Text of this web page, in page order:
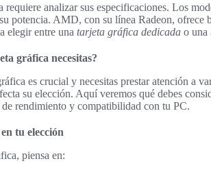
requiere analizar sus especificaciones. Los
potencia. AMD, con su línea Radeon, ofrece
elegir entre una tarjeta gráfica dedicada o una
gráfica necesitas?
es crucial y necesitas prestar atención a
su elección. Aquí veremos qué debes
de rendimiento y compatibilidad con tu PC.
tu elección
piensa en: